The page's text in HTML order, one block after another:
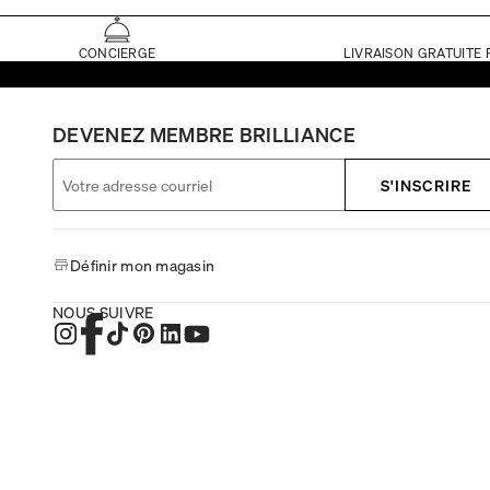
CONCIERGE LIVRAISON GRATUITE
DEVENEZ MEMBRE BRILLIANCE
S'INSCRIRE
Définir mon magasin
NOUS SUIVRE